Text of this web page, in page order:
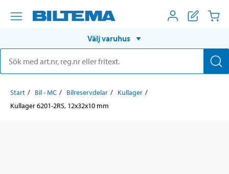
Välj varuhus
Start Bil - MC Bilreservdelar
Kullager
Kullager 6201-2RS, 12x32x10 mm